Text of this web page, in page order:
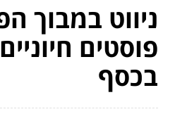
ניווט במבוך
פוסטים
בכסף